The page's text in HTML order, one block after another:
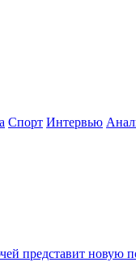
Спорт Интервью
новую постановку